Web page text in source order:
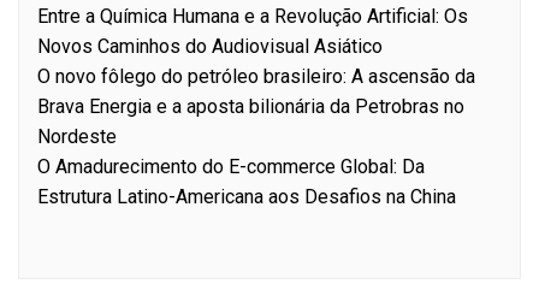
Entre a Química Humana e a Revolução Artificial: Os
Novos Caminhos do Audiovisual Asiático
O novo fôlego do petróleo brasileiro: A ascensão da
Brava Energia e a aposta bilionária da Petrobras no
Nordeste
O Amadurecimento do E-commerce Global: Da
Estrutura Latino-Americana aos Desafios na China